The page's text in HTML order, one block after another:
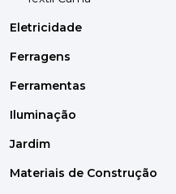
MOBILIÁRIO
PAVIMENTOS E
DYRUP
Eletricidade
Ferragens
Ferramentas
Iluminação
Jardim
Materiais de Construção